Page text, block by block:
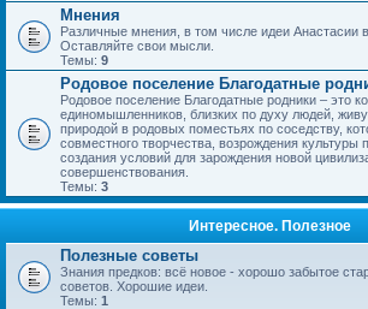
Мнения
Различные мнения, в том числе идеи Анастасии
Оставляйте свои мысли.
Темы: 9
Родовое поселение Благодатные
Родовое поселение Благодатные родники – это
единомышленников, близких по духу людей,
природой в родовых поместьях по соседству,
совместного творчества, возрождения культуры
создания условий для зарождения новой
совершенствования.
Темы: 3
Интересное. Полезное
Полезные советы
Знания предков: всё новое - хорошо забытое
советов. Хорошие идеи.
Темы: 1